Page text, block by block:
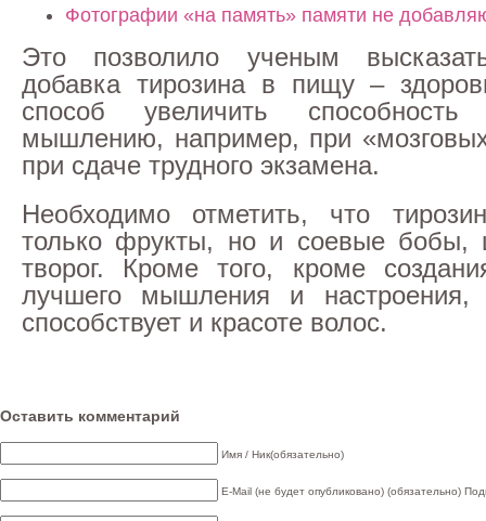
Фотографии «на память» памяти не
Это позволило ученым
добавка тирозина в пищу –
способ увеличить
мышлению, например, при
при сдаче трудного экзамена.
Необходимо отметить, что
только фрукты, но и соевые бобы,
творог. Кроме того, кроме
лучшего мышления и настроения,
способствует и красоте волос.
Оставить комментарий
Имя / Ник(обязательно)
E-Mail (не будет опубликовано) (обязательно)